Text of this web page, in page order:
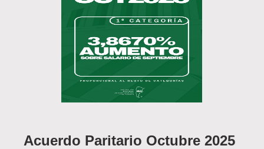
Acuerdo Paritario Octubre 2025